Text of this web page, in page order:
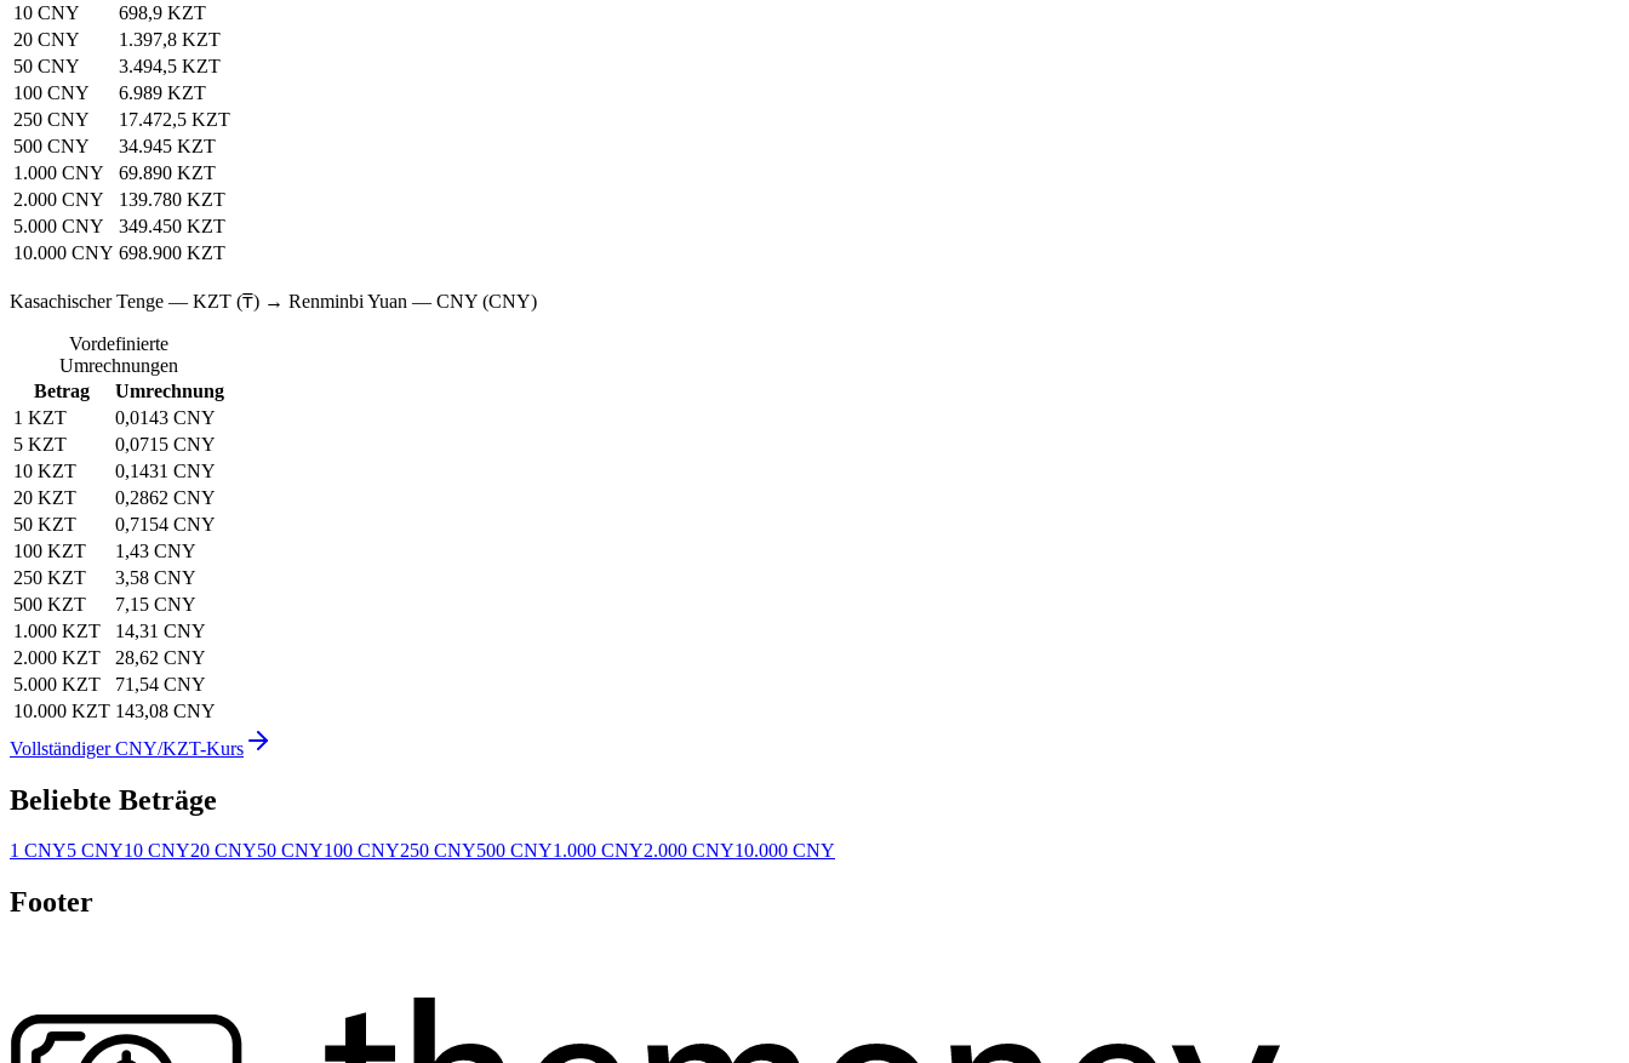
10 CNY
698,9 KZT
20 CNY
1.397,8 KZT
50 CNY
3.494,5 KZT
100 CNY
6.989 KZT
250 CNY
17.472,5 KZT
500 CNY
34.945 KZT
1.000 CNY
69.890 KZT
2.000 CNY
139.780 KZT
5.000 CNY
349.450 KZT
10.000 CNY 698.900 KZT
Kasachischer Tenge — KZT (₸) → Renminbi Yuan — CNY (CNY)
Vordefinierte
Umrechnungen
Betrag
Umrechnung
1 KZT
0,0143 CNY
5 KZT
0,0715 CNY
10 KZT
0,1431 CNY
20 KZT
0,2862 CNY
50 KZT
0,7154 CNY
100 KZT
1,43 CNY
250 KZT
3,58 CNY
500 KZT
7,15 CNY
1.000 KZT
14,31 CNY
2.000 KZT
28,62 CNY
5.000 KZT
71,54 CNY
10.000 KZT 143,08 CNY
Vollständiger CNY/KZT-Kurs
Beliebte Beträge
1 CNY5 CNY10 CNY20 CNY50 CNY100 CNY250 CNY500 CNY1.000 CNY2.000 CNY10.000 CNY
Footer